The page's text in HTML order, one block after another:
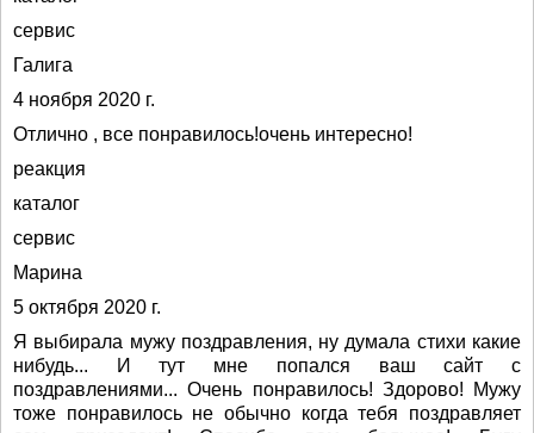
сервис
Галига
4 ноября 2020 г.
Отлично , все понравилось!очень интересно!
реакция
каталог
сервис
Марина
5 октября 2020 г.
Я выбирала мужу поздравления, ну думала стихи какие
нибудь... И тут мне попался ваш сайт с
поздравлениями... Очень понравилось! Здорово! Мужу
тоже понравилось не обычно когда тебя поздравляет